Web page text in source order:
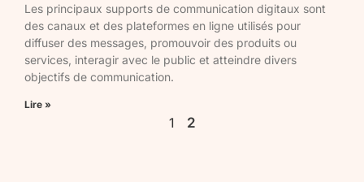
Les principaux supports de communication digitaux sont
des canaux et des plateformes en ligne utilisés pour
diffuser des messages, promouvoir des produits ou
services, interagir avec le public et atteindre divers
objectifs de communication.​
Lire »
1 2